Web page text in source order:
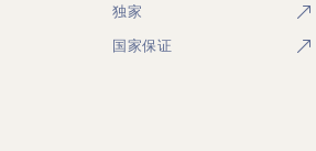
独家
国家保证